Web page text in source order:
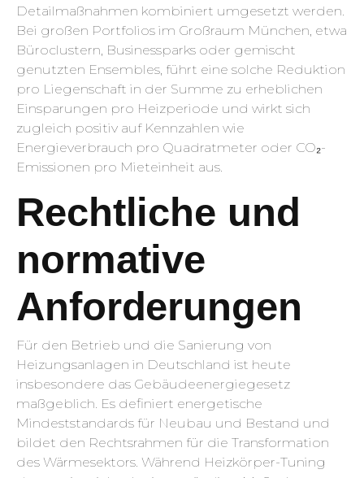
Detailmaßnahmen kombiniert umgesetzt werden.
Bei großen Portfolios im Großraum München, etwa
Büroclustern, Businessparks oder gemischt
genutzten Ensembles, führt eine solche Reduktion
pro Liegenschaft in der Summe zu erheblichen
Einsparungen pro Heizperiode und wirkt sich
zugleich positiv auf Kennzahlen wie
Energieverbrauch pro Quadratmeter oder CO₂-
Emissionen pro Mieteinheit aus.
Rechtliche und
normative
Anforderungen
Für den Betrieb und die Sanierung von
Heizungsanlagen in Deutschland ist heute
insbesondere das Gebäudeenergiegesetz
maßgeblich. Es definiert energetische
Mindeststandards für Neubau und Bestand und
bildet den Rechtsrahmen für die Transformation
des Wärmesektors. Während Heizkörper-Tuning